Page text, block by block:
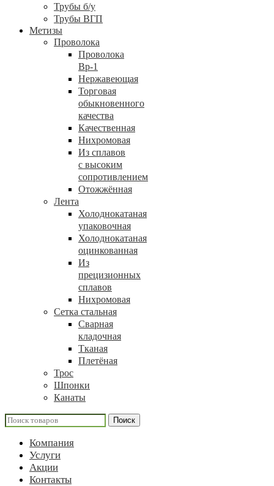
Трубы б/у
Трубы ВГП
Метизы
Проволока
Проволока
Вр-1
Нержавеющая
Торговая
обыкновенного
качества
Качественная
Нихромовая
Из сплавов
с высоким
сопротивлением
Отожжённая
Лента
Холоднокатаная
упаковочная
Холоднокатаная
оцинкованная
Из
прецизионных
сплавов
Нихромовая
Сетка стальная
Сварная
кладочная
Тканая
Плетёная
Трос
Шпонки
Канаты
Поиск
Компания
Услуги
Акции
Контакты